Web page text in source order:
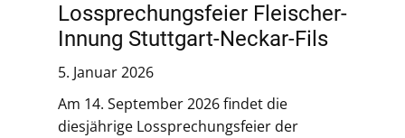
Lossprechungsfeier Fleischer-
Innung Stuttgart-Neckar-Fils
5. Januar 2026
Am 14. September 2026 findet die
diesjährige Lossprechungsfeier der